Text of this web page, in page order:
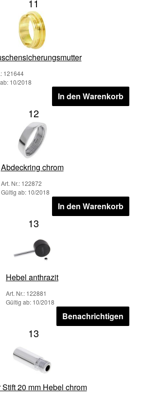
11
121644
10/2018
In den Warenkorb
12
Abdeckring chrom
Art. Nr.: 122872
Gültig ab: 10/2018
In den Warenkorb
13
Hebel anthrazit
Art. Nr.: 122881
Gültig ab: 10/2018
Benachrichtigen
13
Stift 20 mm Hebel chrom